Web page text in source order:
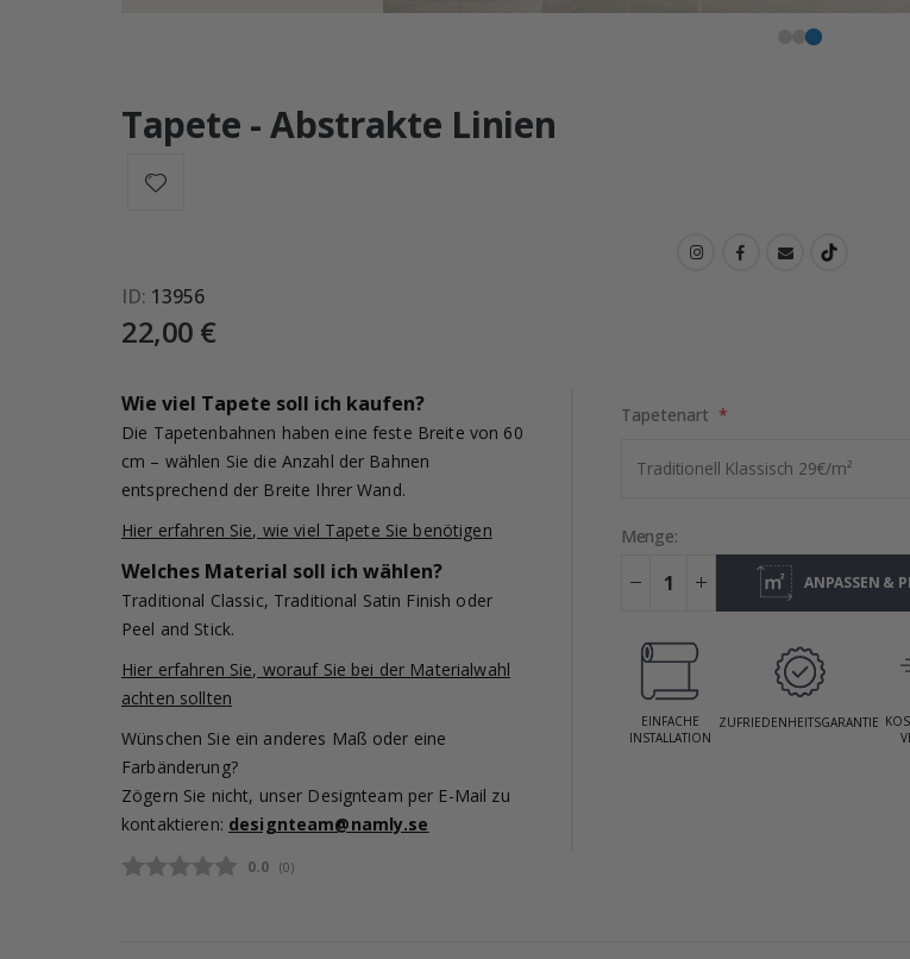
Tapete - Abstrakte Linien
ID 13956
22,00 €
Wie viel Tapete soll ich kaufen?
Die Tapetenbahnen haben eine feste Breite von 60
cm – wählen Sie die Anzahl der Bahnen
entsprechend der Breite Ihrer Wand.
Hier erfahren Sie, wie viel Tapete Sie benötigen
Welches Material soll ich wählen?
Traditional Classic, Traditional Satin Finish oder
Peel and Stick.
Hier erfahren Sie, worauf Sie bei der Materialwahl
achten sollten
Wünschen Sie ein anderes Maß oder eine
Farbänderung?
Zögern Sie nicht, unser Designteam per E-Mail zu
kontaktieren: designteam@namly.se
Tapetenart
Menge:
ANPASSEN &
EINFACHE
INSTALLATION
ZUFRIEDENHEITSGARANTIE
Durchschnittliche Bewertung:
0.0 (abgegebene bewertungen:
0)